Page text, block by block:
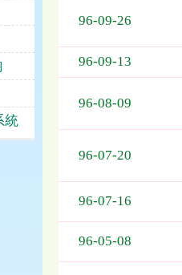
統
者
96-09-26
96-09-13
96-08-09
96-07-20
96-07-16
96-05-08